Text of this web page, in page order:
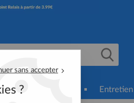
Nutrition-Soin Entretien
sans accepter
?